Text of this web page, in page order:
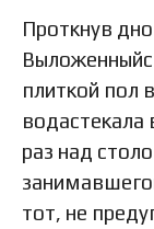
Проткнув
плиткой пол
водастекала
раз над
тот, не